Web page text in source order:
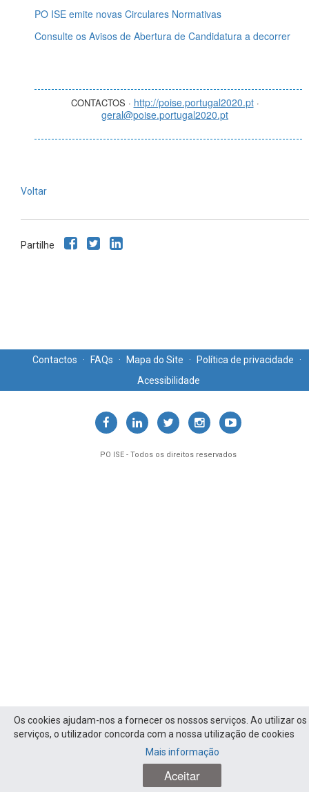
Os cookies ajudam-nos a fornecer os nossos serviços. Ao utilizar
serviços, o utilizador concorda com a nossa utilização de cookies
Mais informação
Aceitar
PO ISE emite novas Circulares Normativas
Consulte os Avisos de Abertura de Candidatura a decorrer
CONTACTOS · http://poise.portugal2020.pt·
geral@poise.portugal2020.pt
Voltar
Partilhe
Contactos · FAQs · Mapa do Site · Política de privacidade
·
Acessibilidade
PO ISE - Todos os direitos reservados